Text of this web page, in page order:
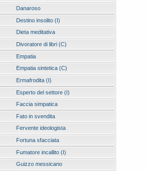
Danaroso
Destino insolito (I)
Dieta meditativa
Divoratore di libri (C)
Empatia
Empatia sintetica (C)
Ermafrodita (I)
Esperto del settore (I)
Faccia simpatica
Fato in svendita
Fervente ideologista
Fortuna sfacciata
Fumatore incallito (I)
Guizzo messicano